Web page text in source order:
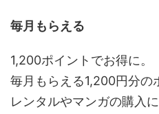
毎月もらえる
1,200ポイントでお得に。
毎月もらえる1,200円分の
レンタルやマンガの購入